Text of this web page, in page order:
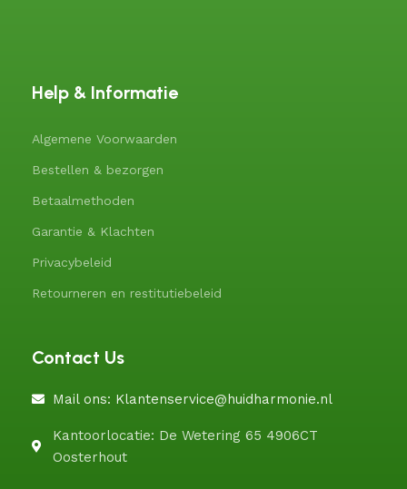
Help & Informatie
Algemene Voorwaarden
Bestellen & bezorgen
Betaalmethoden
Garantie & Klachten
Privacybeleid
Retourneren en restitutiebeleid
Contact Us
Mail ons: Klantenservice@huidharmonie.nl
Kantoorlocatie: De Wetering 65 4906CT
Oosterhout